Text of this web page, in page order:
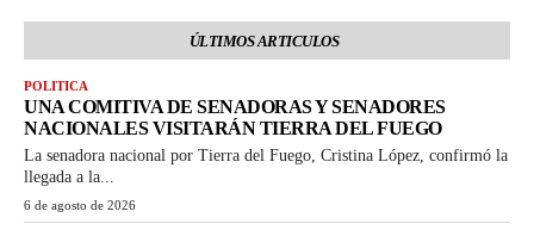
ÚLTIMOS ARTICULOS
POLITICA
UNA COMITIVA DE SENADORAS Y SENADORES
NACIONALES VISITARÁN TIERRA DEL FUEGO
La senadora nacional por Tierra del Fuego, Cristina López, confirmó la
llegada a la...
6 de agosto de 2026